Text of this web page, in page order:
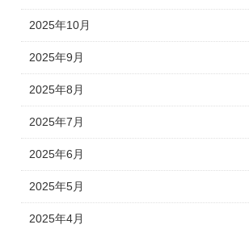
2025年10月
2025年9月
2025年8月
2025年7月
2025年6月
2025年5月
2025年4月